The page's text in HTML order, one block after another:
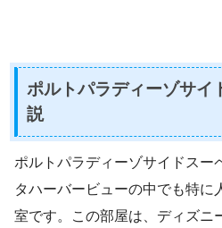
ポルトパラディーゾサイ
説
ポルトパラディーゾサイドスー
タハーバービューの中でも特に
室です。この部屋は、ディズニ